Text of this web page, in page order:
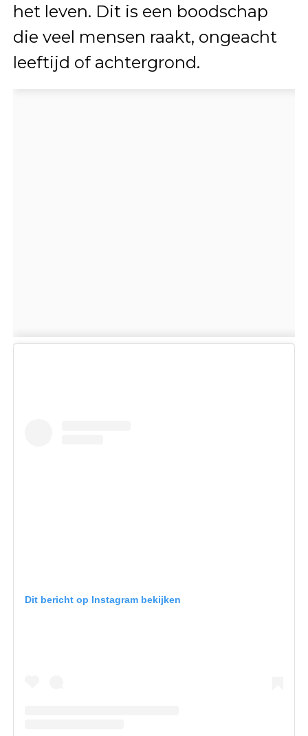
het leven. Dit is een boodschap
die veel mensen raakt, ongeacht
leeftijd of achtergrond.
Dit bericht op Instagram bekijken